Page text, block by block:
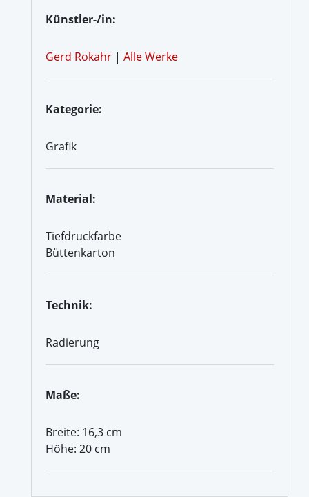
Künstler-/in:
Gerd Rokahr | Alle Werke
Kategorie:
Grafik
Material:
Tiefdruckfarbe
Büttenkarton
Technik:
Radierung
Maße:
Breite: 16,3 cm
Höhe: 20 cm